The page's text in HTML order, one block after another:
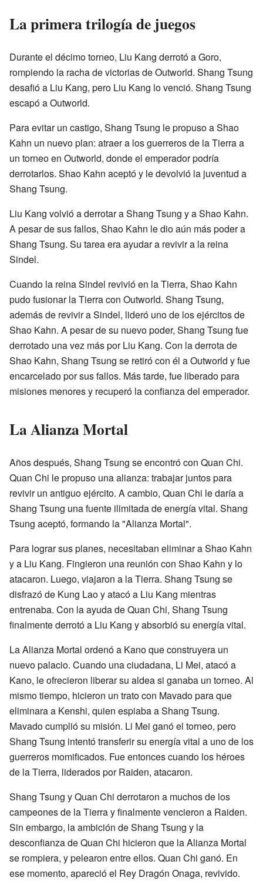
La primera trilogía de juegos
Durante el décimo torneo, Liu Kang derrotó a Goro,
rompiendo la racha de victorias de Outworld. Shang Tsung
desafió a Liu Kang, pero Liu Kang lo venció. Shang Tsung
escapó a Outworld.
Para evitar un castigo, Shang Tsung le propuso a Shao
Kahn un nuevo plan: atraer a los guerreros de la Tierra a
un torneo en Outworld, donde el emperador podría
derrotarlos. Shao Kahn aceptó y le devolvió la juventud a
Shang Tsung.
Liu Kang volvió a derrotar a Shang Tsung y a Shao Kahn.
A pesar de sus fallos, Shao Kahn le dio aún más poder a
Shang Tsung. Su tarea era ayudar a revivir a la reina
Sindel.
Cuando la reina Sindel revivió en la Tierra, Shao Kahn
pudo fusionar la Tierra con Outworld. Shang Tsung,
además de revivir a Sindel, lideró uno de los ejércitos de
Shao Kahn. A pesar de su nuevo poder, Shang Tsung fue
derrotado una vez más por Liu Kang. Con la derrota de
Shao Kahn, Shang Tsung se retiró con él a Outworld y fue
encarcelado por sus fallos. Más tarde, fue liberado para
misiones menores y recuperó la confianza del emperador.
La Alianza Mortal
Años después, Shang Tsung se encontró con Quan Chi.
Quan Chi le propuso una alianza: trabajar juntos para
revivir un antiguo ejército. A cambio, Quan Chi le daría a
Shang Tsung una fuente ilimitada de energía vital. Shang
Tsung aceptó, formando la "Alianza Mortal".
Para lograr sus planes, necesitaban eliminar a Shao Kahn
y a Liu Kang. Fingieron una reunión con Shao Kahn y lo
atacaron. Luego, viajaron a la Tierra. Shang Tsung se
disfrazó de Kung Lao y atacó a Liu Kang mientras
entrenaba. Con la ayuda de Quan Chi, Shang Tsung
finalmente derrotó a Liu Kang y absorbió su energía vital.
La Alianza Mortal ordenó a Kano que construyera un
nuevo palacio. Cuando una ciudadana, Li Mei, atacó a
Kano, le ofrecieron liberar su aldea si ganaba un torneo. Al
mismo tiempo, hicieron un trato con Mavado para que
eliminara a Kenshi, quien espiaba a Shang Tsung.
Mavado cumplió su misión. Li Mei ganó el torneo, pero
Shang Tsung intentó transferir su energía vital a uno de los
guerreros momificados. Fue entonces cuando los héroes
de la Tierra, liderados por Raiden, atacaron.
Shang Tsung y Quan Chi derrotaron a muchos de los
campeones de la Tierra y finalmente vencieron a Raiden.
Sin embargo, la ambición de Shang Tsung y la
desconfianza de Quan Chi hicieron que la Alianza Mortal
se rompiera, y pelearon entre ellos. Quan Chi ganó. En
ese momento, apareció el Rey Dragón Onaga, revivido.